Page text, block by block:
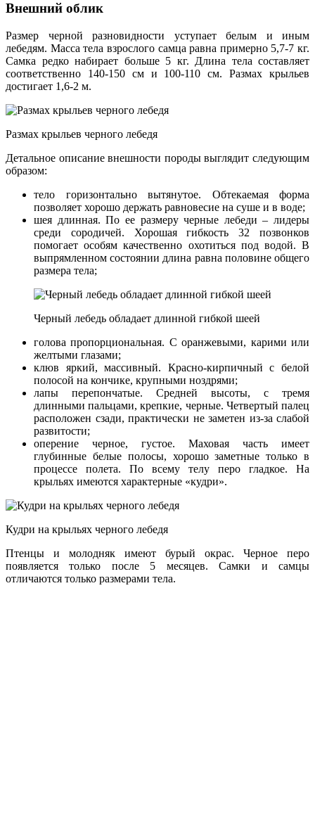
Внешний облик
Размер черной разновидности уступает белым и иным
лебедям. Масса тела взрослого самца равна примерно 5,7-7 кг.
Самка редко набирает больше 5 кг. Длина тела составляет
соответственно 140-150 см и 100-110 см. Размах крыльев
достигает 1,6-2 м.
Размах крыльев черного лебедя
Детальное описание внешности породы выглядит следующим
образом:
тело горизонтально вытянутое. Обтекаемая форма
позволяет хорошо держать равновесие на суше и в воде;
шея длинная. По ее размеру черные лебеди – лидеры
среди сородичей. Хорошая гибкость 32 позвонков
помогает особям качественно охотиться под водой. В
выпрямленном состоянии длина равна половине общего
размера тела;
Черный лебедь обладает длинной гибкой шеей
голова пропорциональная. С оранжевыми, карими или
желтыми глазами;
клюв яркий, массивный. Красно-кирпичный с белой
полосой на кончике, крупными ноздрями;
лапы перепончатые. Средней высоты, с тремя
длинными пальцами, крепкие, черные. Четвертый палец
расположен сзади, практически не заметен из-за слабой
развитости;
оперение черное, густое. Маховая часть имеет
глубинные белые полосы, хорошо заметные только в
процессе полета. По всему телу перо гладкое. На
крыльях имеются характерные «кудри».
Кудри на крыльях черного лебедя
Птенцы и молодняк имеют бурый окрас. Черное перо
появляется только после 5 месяцев. Самки и самцы
отличаются только размерами тела.